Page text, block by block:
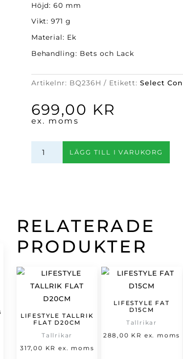
Höjd: 60 mm
Vikt: 971 g
Material: Ek
Behandling: Bets och Lack
Artikelnr: BQ236H Etikett: Select
699,00 KR
ex. moms
Låda
LÄGG TILL I VARUKORG
RELATERADE
PRODUKTER
LIFESTYLE TALLRIK
FLAT D20CM
Tallrikar
317,00 KR ex. moms
LIFESTYLE FAT
D15CM
Tallrikar
288,00 KR ex. moms